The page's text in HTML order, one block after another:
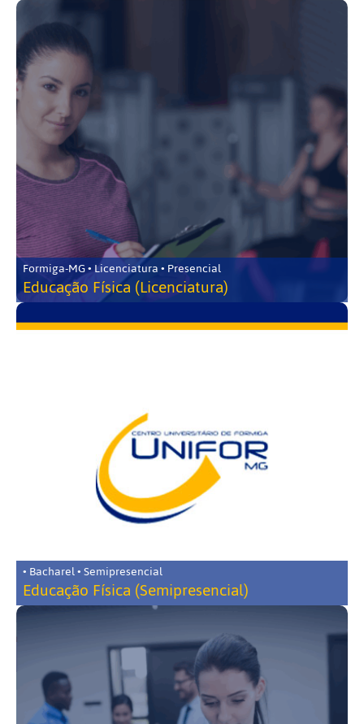
Formiga-MG • Licenciatura • Presencial
Educação Física (Licenciatura)
• Bacharel • Semipresencial
Educação Física (Semipresencial)